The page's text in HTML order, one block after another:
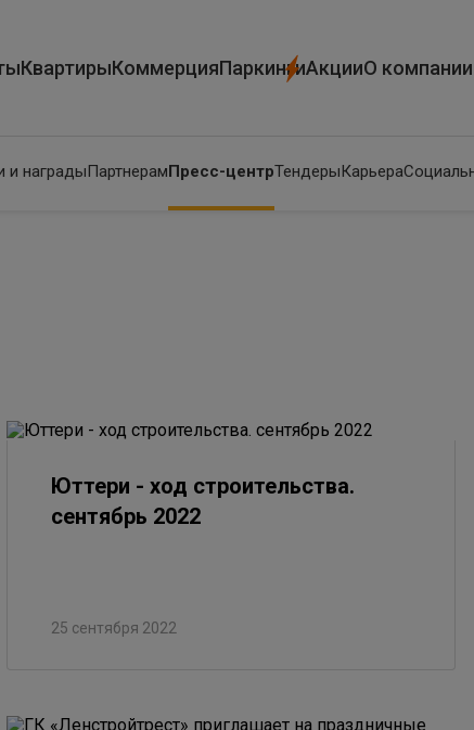
КвартирыКоммерцияПаркингиАкцииО компании
и наградыПартнерамПресс-центрТендерыКарьера
Юттери - ход строительства.
сентябрь 2022
25 сентября 2022